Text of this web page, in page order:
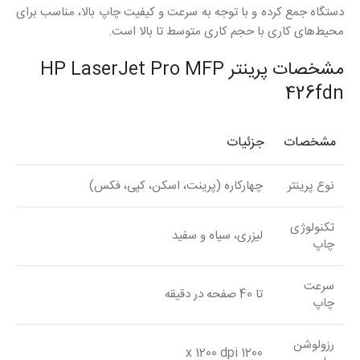
دستگاه جمع کرده و با توجه به سرعت و کیفیت چاپ بالا، مناسب برای
محیط‌های کاری با حجم کاری متوسط تا بالا است.
مشخصات پرینتر HP LaserJet Pro MFP
426fdn
مشخصات جزئیات
نوع پرینتر چهارکاره (پرینت، اسکن، کپی، فکس)
تکنولوژی
چاپ
لیزری، سیاه و سفید
سرعت
چاپ
تا 40 صفحه در دقیقه
رزولوشن
1200 x 1200 dpi